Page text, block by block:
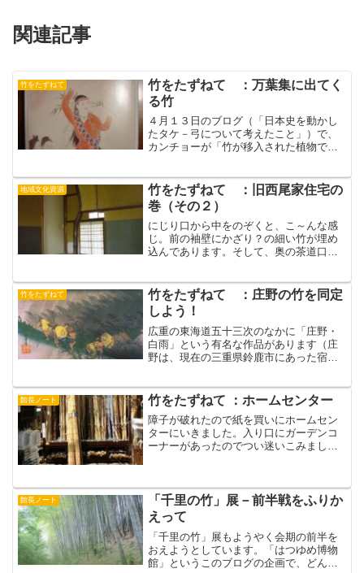
関連記事
竹をたずねて
竹をたずねて ：万葉集に出てく
る竹
４月１３日のブログ（「日本史を動かし
たタケ－弓について考えたこと」）で、
カンチョーが「竹が移入された植物で、
す。そこで、奈良時代に成立した『万葉
集』には、竹や笹が出てく...
地域文化資源
竹をたずねて ：旧西尾家住宅の
巻（その２）
にじり口から中をのぞくと、こ～んな感
じ。前の袖壁にかざり？の細い竹が埋め
込んであります。そして、奥の茶道口の
してあり、複雑。いろいろな材がつかわ
れ、竹ばっかりじゃないと...
竹をたずねて
竹をたずねて ：庄野の竹を同定
しよう！
広重の東海道五十三次のなかに「庄野・
白雨」という有名な作品があります（庄
野は、現在の三重県鈴鹿市にあった宿
たしは、「先がたれているから孟宗竹じ
ゃないか、時代的にもモウソ...
館長ノート 竹をたずねて ：ホームセンター
障子が破れたので紙を買いにホームセン
ターにいきました。入り口にガーデンコ
ーナーがあったのでつい迷いこみまし
としては、ごくほそい女竹、...
館長ノート
「千里の竹」展－前半戦をふりか
えって
「千里の竹」展もようやく会期の前半を
おえようとしています。「はつゆめ博物
館」というこのブログの企画で、どんな